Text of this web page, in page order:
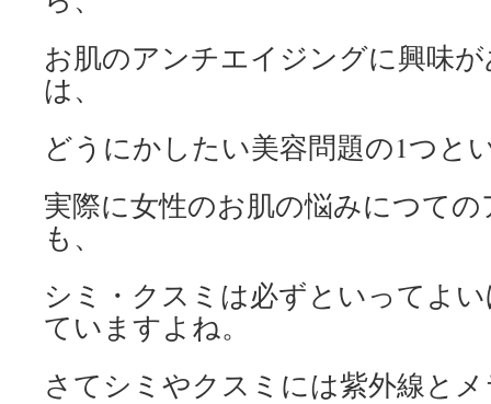
お肌のアンチエイジングに興味
は、
どうにかしたい美容問題の1つと
実際に女性のお肌の悩みにつて
も、
シミ・クスミは必ずといってよ
ていますよね。
さてシミやクスミには紫外線と